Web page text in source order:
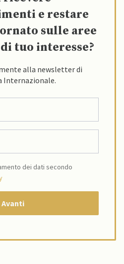
e restare
sulle aree
tuo interesse?
alla newsletter di
Internazionale.
dei dati secondo